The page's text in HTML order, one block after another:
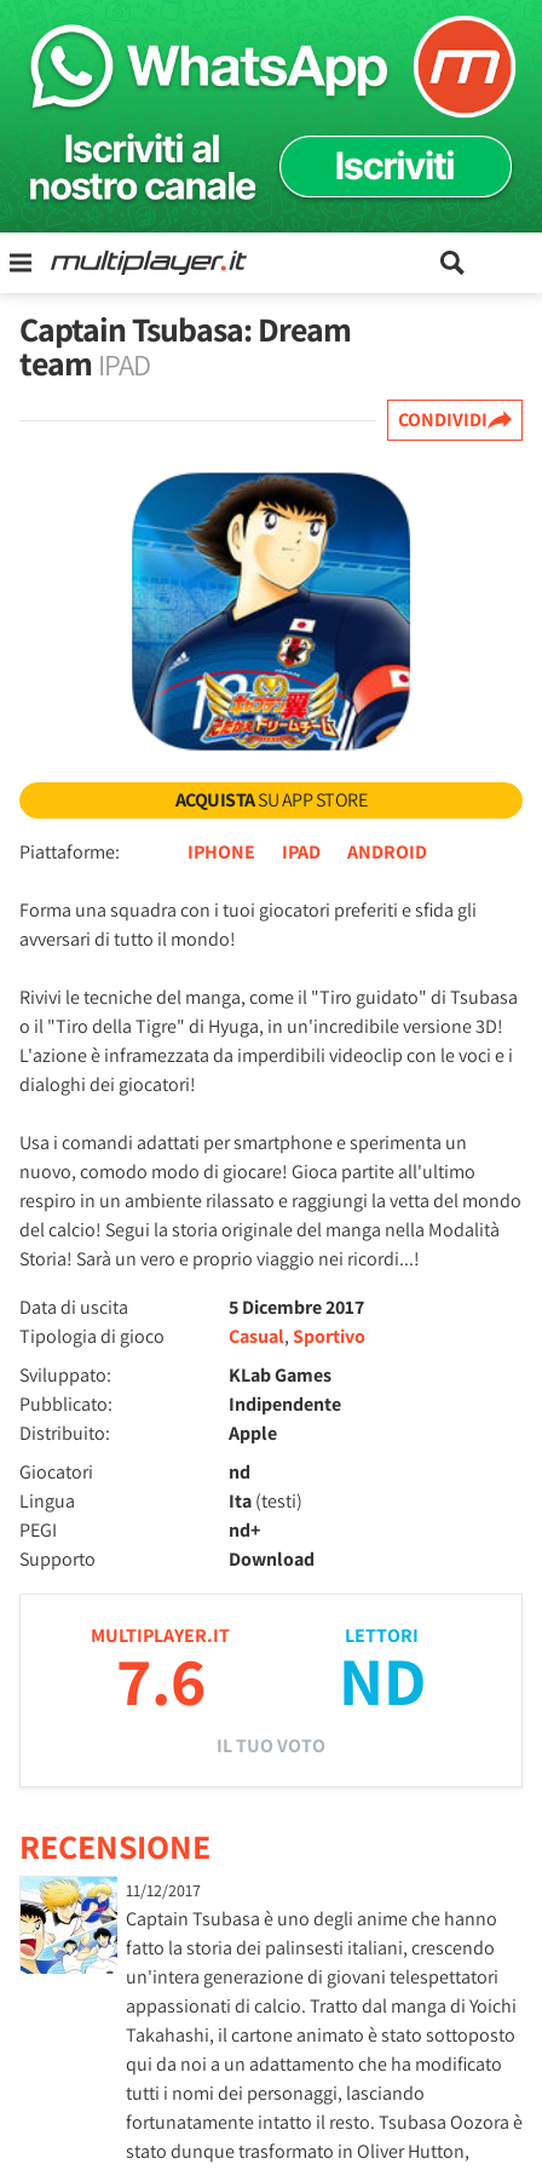
Captain Tsubasa: Dream
team IPAD
CONDIVIDI
ACQUISTASU APP STORE
Piattaforme: IPHONE IPAD ANDROID
Forma una squadra con i tuoi giocatori preferiti e sfida gli
avversari di tutto il mondo!
Rivivi le tecniche del manga, come il "Tiro guidato" di Tsubasa
o il "Tiro della Tigre" di Hyuga, in un'incredibile versione 3D!
L'azione è inframezzata da imperdibili videoclip con le voci e i
dialoghi dei giocatori!
Usa i comandi adattati per smartphone e sperimenta un
nuovo, comodo modo di giocare! Gioca partite all'ultimo
respiro in un ambiente rilassato e raggiungi la vetta del mondo
del calcio! Segui la storia originale del manga nella Modalità
Storia! Sarà un vero e proprio viaggio nei ricordi...!
Data di uscita
5 Dicembre 2017
Tipologia di gioco
Casual,Sportivo
Sviluppato:
KLab Games
Pubblicato:
Indipendente
Distribuito:
Apple
Giocatori
nd
Lingua
Ita(testi)
PEGI
nd+
Supporto
Download
MULTIPLAYER.IT
7.6
LETTORI
ND
IL TUO VOTO
RECENSIONE
11/12/2017
Captain Tsubasa è uno degli anime che hanno
fatto la storia dei palinsesti italiani, crescendo
un'intera generazione di giovani telespettatori
appassionati di calcio. Tratto dal manga di Yoichi
Takahashi, il cartone animato è stato sottoposto
qui da noi a un adattamento che ha modificato
tutti i nomi dei personaggi, lasciando
fortunatamente intatto il resto. Tsubasa Oozora è
stato dunque trasformato in Oliver Hutton,